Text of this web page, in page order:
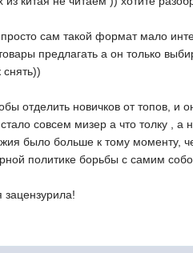
сам такой формат мало
предлагать а он только
отделить новичков от топов,
совсем мизер а что толку , а
было больше к тому моменту,
политике борьбы с самим
зацензурила!